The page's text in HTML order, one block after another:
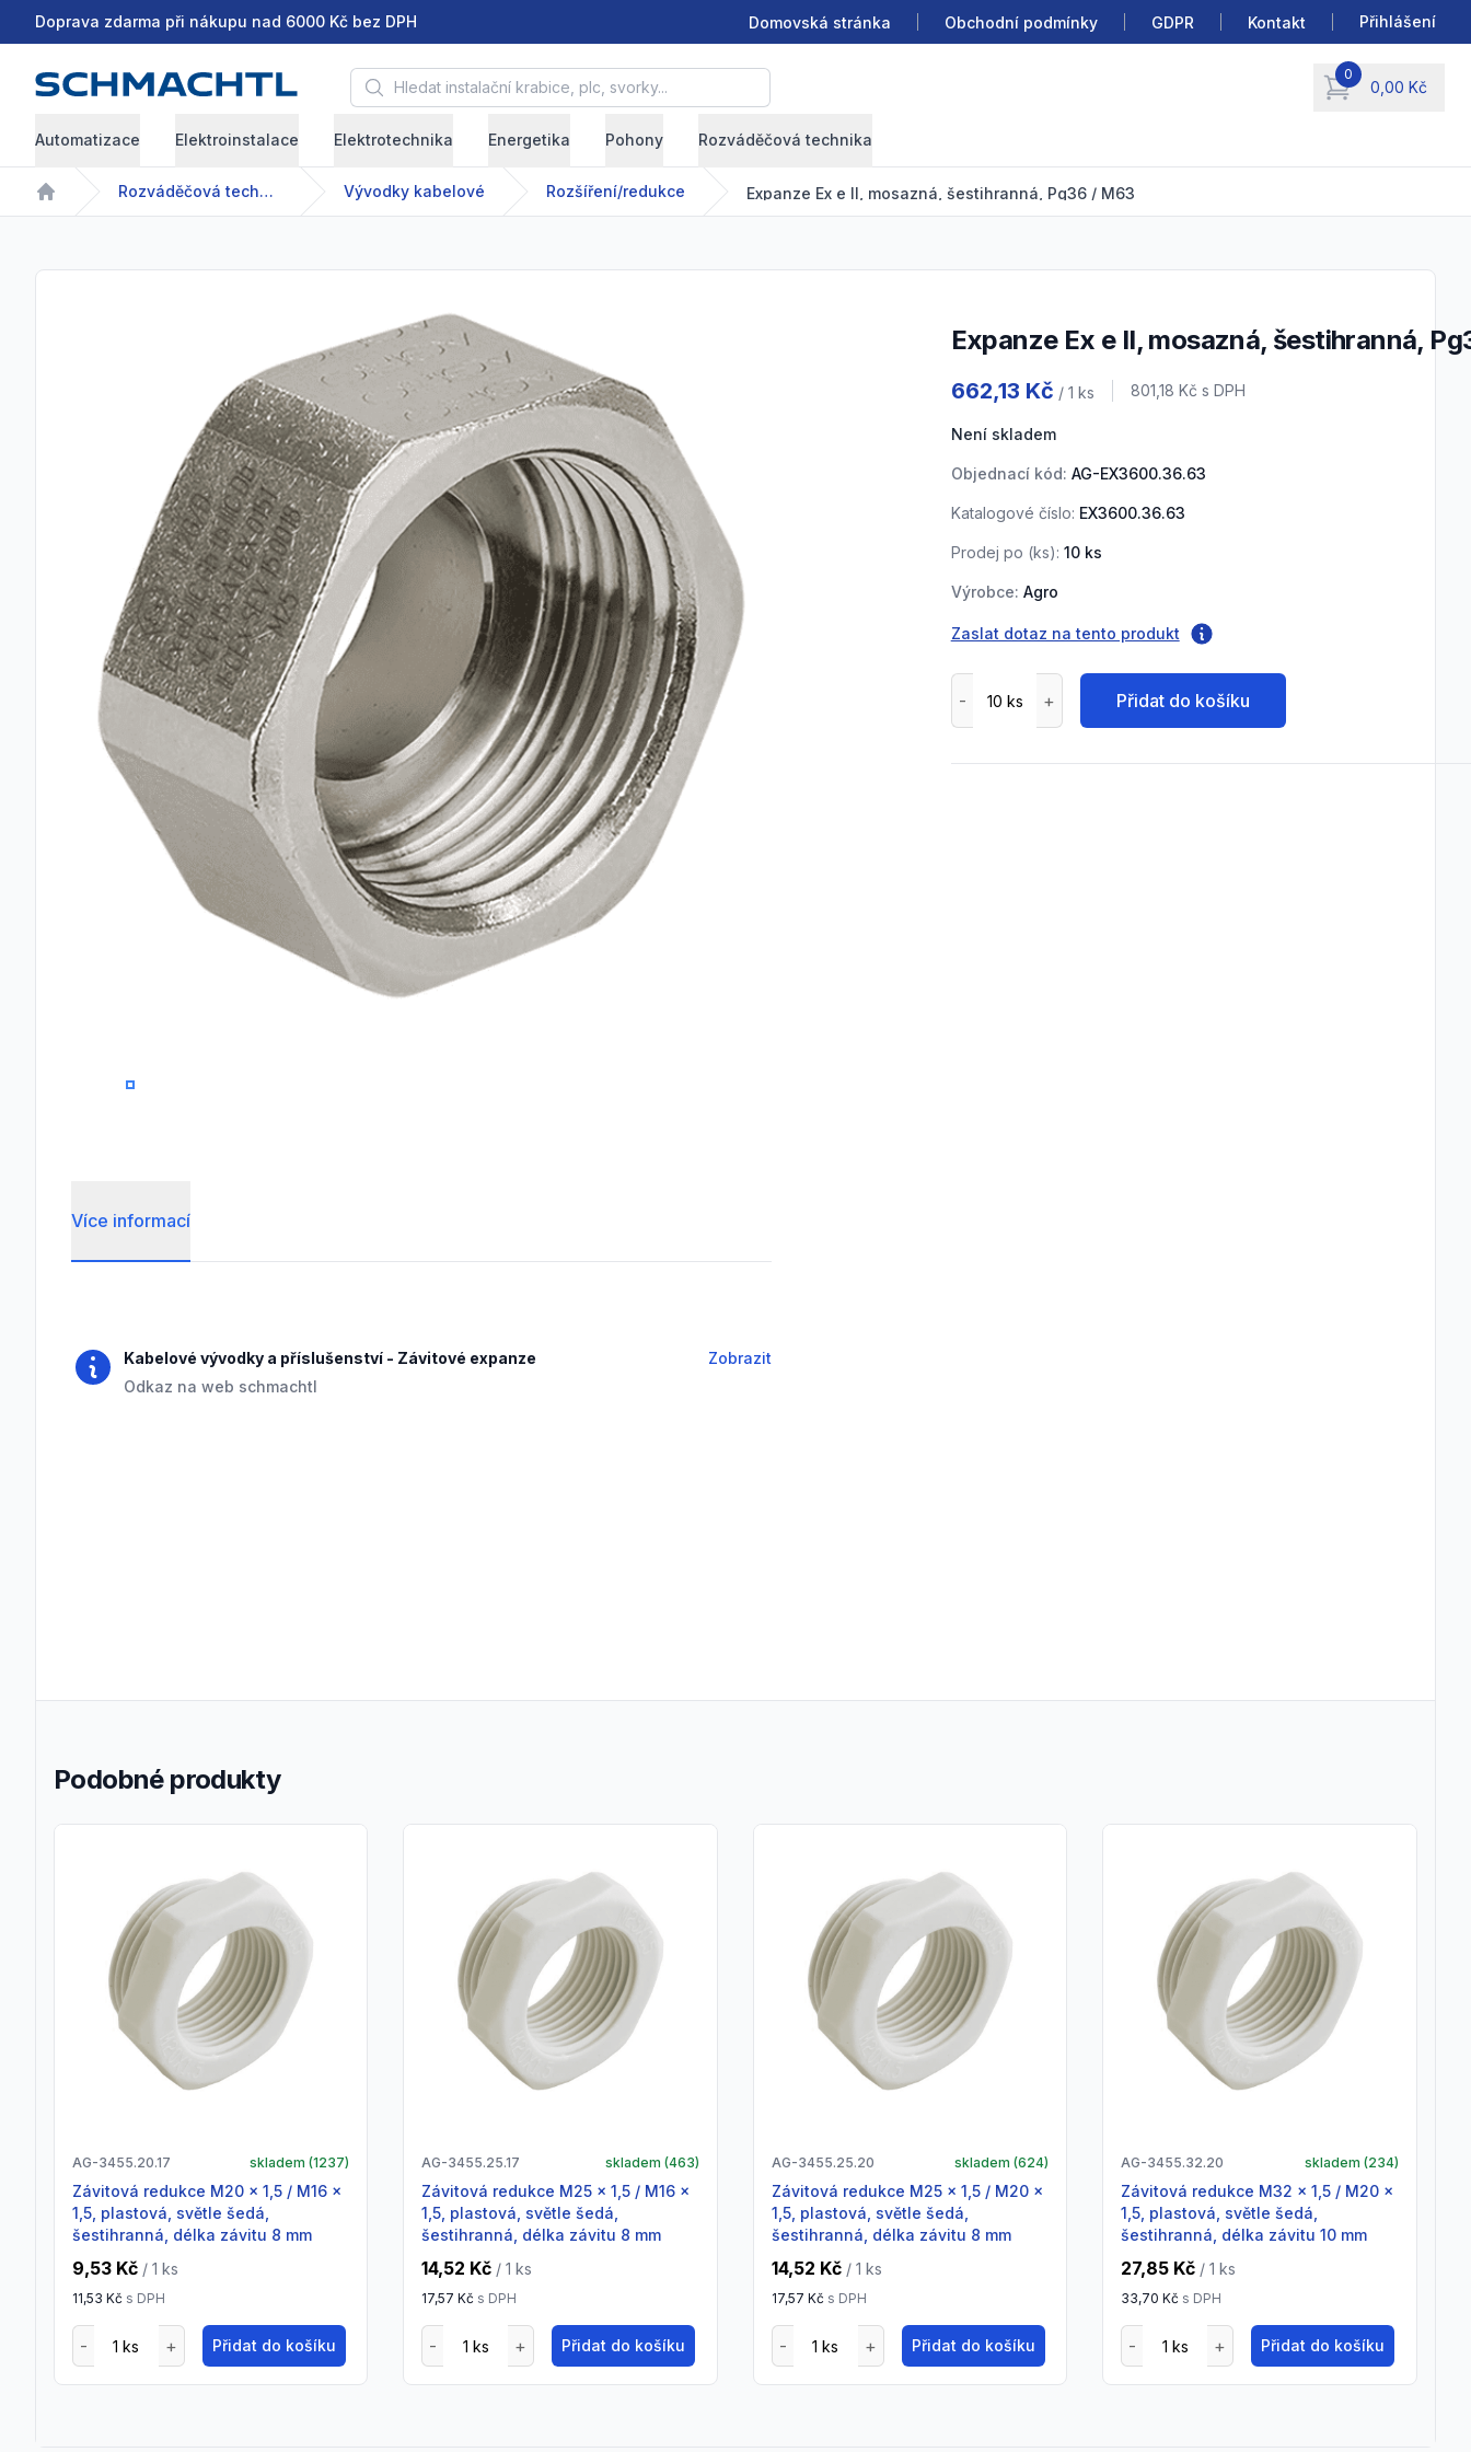
Doprava zdarma při nákupu nad 6000 Kč bez DPH Domovská stránka Obchodní podmínky GDPR Kontakt Přihlášení
Hledat instalační krabice, plc, svorky... 0
0,00 Kč
items in cart, view
Automatizace Elektroinstalace Elektrotechnika Energetika Pohony Rozváděčová technika
Home
Rozváděčová technika Vývodky kabelové Rozšíření/redukce Expanze Ex e II, mosazná, šestihranná, Pg36 / M63
0
Expanze Ex e II, mosazná, šestihranná,
662,13 Kč / 1 ks Cena s DPH
801,18 Kč s DPH
Není skladem
Objednací kód: AG-EX3600.36.63
Katalogové číslo: EX3600.36.63
Prodej po (ks): 10 ks
Výrobce: Agro
Zaslat dotaz na tento produkt
Přidat do košíku
Více informací
Kabelové vývodky a příslušenství - Závitové expanze
Odkaz na web schmachtl
Zobrazit
Podobné produkty
AG-3455.20.17 skladem (1237)
Závitová redukce M20 x 1,5 / M16 x
1,5, plastová, světle šedá,
šestihranná, délka závitu 8 mm
9,53 Kč / 1 ks
11,53 Kč s DPH
Přidat do košíku
AG-3455.25.17 skladem (463)
Závitová redukce M25 x 1,5 / M16 x
1,5, plastová, světle šedá,
šestihranná, délka závitu 8 mm
14,52 Kč / 1 ks
17,57 Kč s DPH
Přidat do košíku
AG-3455.25.20 skladem (624)
Závitová redukce M25 x 1,5 / M20 x
1,5, plastová, světle šedá,
šestihranná, délka závitu 8 mm
14,52 Kč / 1 ks
17,57 Kč s DPH
Přidat do košíku
AG-3455.32.20 skladem (234)
Závitová redukce M32 x 1,5 / M20 x
1,5, plastová, světle šedá,
šestihranná, délka závitu 10 mm
27,85 Kč / 1 ks
33,70 Kč s DPH
Přidat do košíku